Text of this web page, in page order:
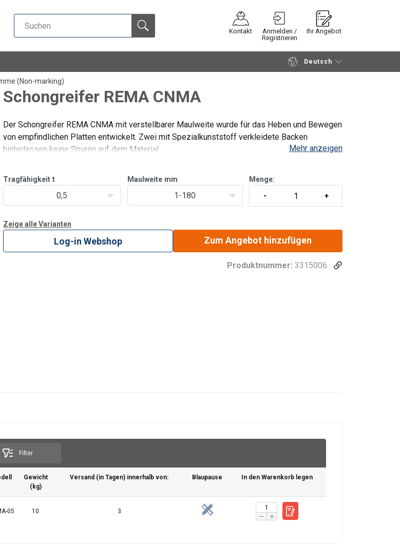
Kontakt
Anmelden /
Registrieren
Ihr Angebot
Deutsch
Fortfahren Anfrage senden
(Non-marking)
Schongreifer REMA CNMA
Der Schongreifer REMA CNMA mit verstellbarer Maulweite wurde für das Heben und Bewegen
von empfindlichen Platten entwickelt. Zwei mit Spezialkunststoff verkleidete Backen
hinterlassen keine Spuren auf dem Material.
Maulöffnung zusätzlich in Schritten von 20 mm verstellbar zwische
Mehr anzeigen
Tragfähigkeit t
0,5
Maulweite mm
1-180
Menge:
Zeige alle Varianten
Log-in Webshop Zum Angebot hinzufügen
Produktnummer: 3315006
Filter
Gewicht
(kg)
Versand (in Tagen) innerhalb von: Blaupause In den Warenkorb legen
05 10 3